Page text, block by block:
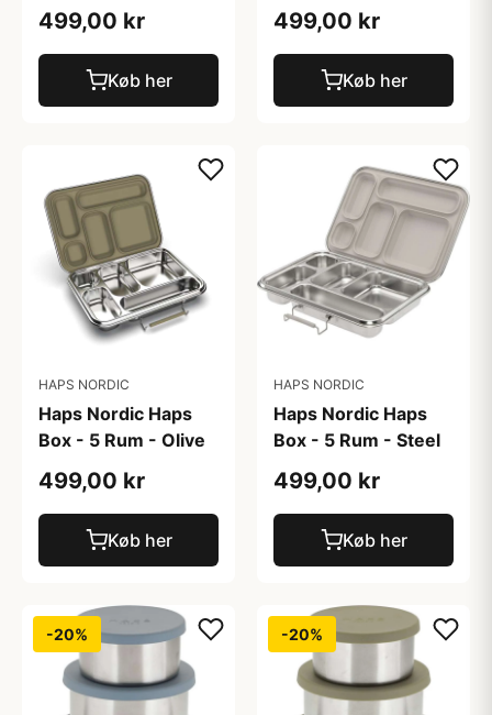
499,00 kr
Køb her
499,00 kr
Køb her
HAPS NORDIC
Haps Nordic Haps
Box - 5 Rum - Olive
499,00 kr
Køb her
HAPS NORDIC
Haps Nordic Haps
Box - 5 Rum - Steel
499,00 kr
Køb her
-20% -20%